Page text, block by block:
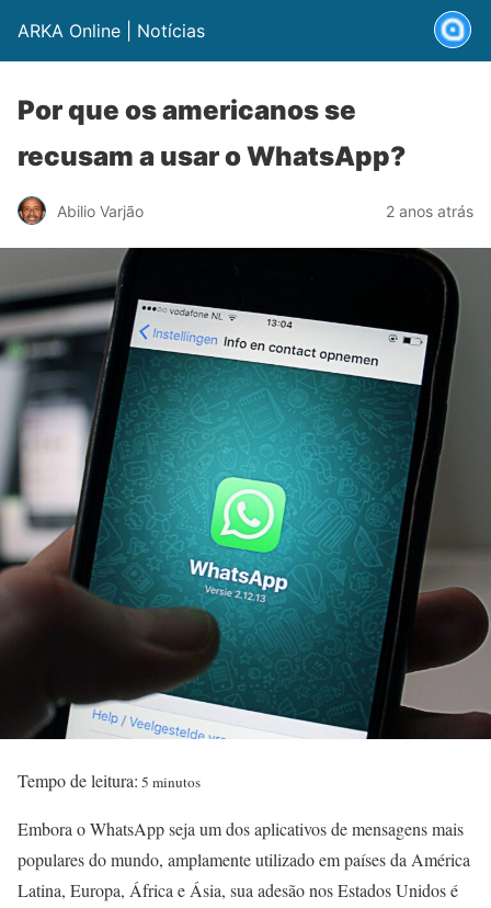
ARKA Online | Notícias
Por que os americanos se
recusam a usar o WhatsApp?
Abilio Varjão 2 anos atrás
Tempo de leitura: 5 minutos
Embora o WhatsApp seja um dos aplicativos de mensagens mais
populares do mundo, amplamente utilizado em países da América
Latina, Europa, África e Ásia, sua adesão nos Estados Unidos é